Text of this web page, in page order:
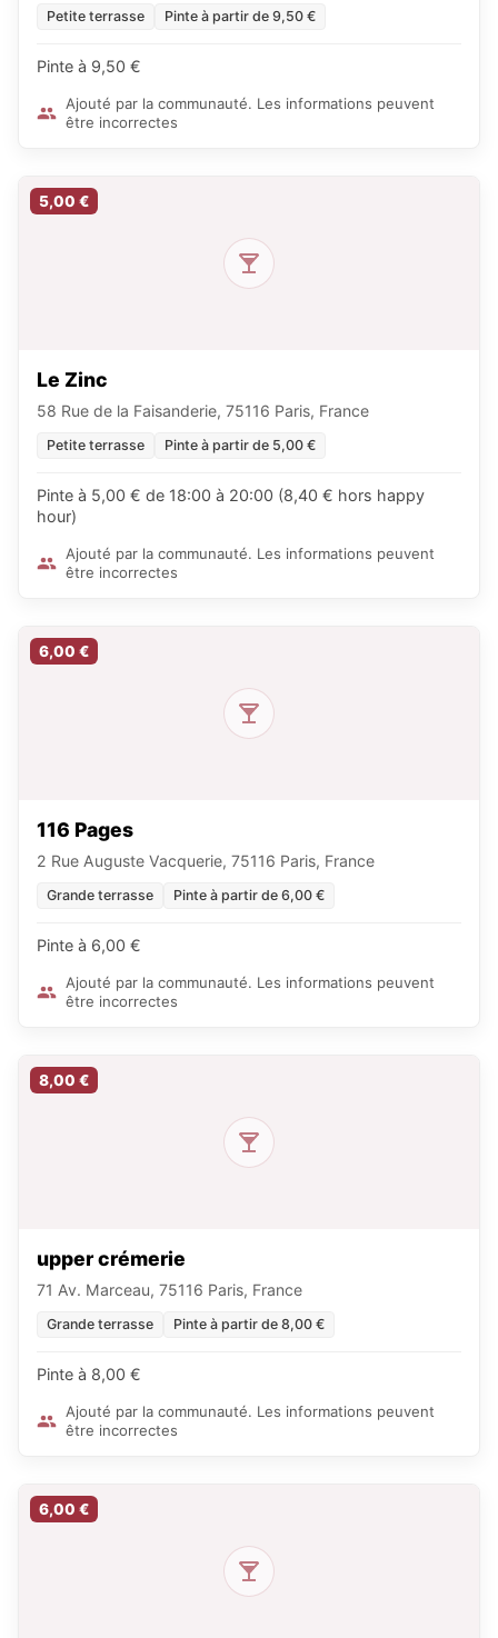
Petite terrasse Pinte à partir de 9,50 €
Pinte à 9,50 €
Ajouté par la communauté. Les informations peuvent
être incorrectes
5,00 €
Le Zinc
58 Rue de la Faisanderie, 75116 Paris, France
Petite terrasse Pinte à partir de 5,00 €
Pinte à 5,00 € de 18:00 à 20:00 (8,40 € hors happy
hour)
Ajouté par la communauté. Les informations peuvent
être incorrectes
6,00 €
116 Pages
2 Rue Auguste Vacquerie, 75116 Paris, France
Grande terrasse Pinte à partir de 6,00 €
Pinte à 6,00 €
Ajouté par la communauté. Les informations peuvent
être incorrectes
8,00 €
upper crémerie
71 Av. Marceau, 75116 Paris, France
Grande terrasse Pinte à partir de 8,00 €
Pinte à 8,00 €
Ajouté par la communauté. Les informations peuvent
être incorrectes
6,00 €